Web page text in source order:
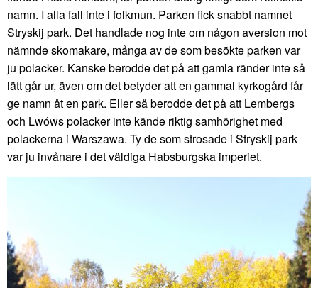
namn. I alla fall inte i folkmun. Parken fick snabbt namnet
Stryskij park. Det handlade nog inte om någon aversion mot
nämnde skomakare, många av de som besökte parken var
ju polacker. Kanske berodde det på att gamla ränder inte så
lätt går ur, även om det betyder att en gammal kyrkogård får
ge namn åt en park. Eller så berodde det på att Lembergs
och Lwóws polacker inte kände riktig samhörighet med
polackerna i Warszawa. Ty de som strosade i Stryskij park
var ju invånare i det väldiga Habsburgska imperiet.